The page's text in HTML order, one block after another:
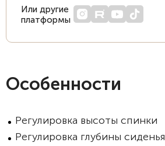
Или другие
платформы
Особенности
Регулировка высоты спинки
Регулировка глубины сиденья